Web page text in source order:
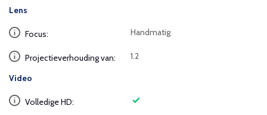
Lens
Focus: Handmatig
Projectieverhouding van: 1.2
Video
Volledige HD: